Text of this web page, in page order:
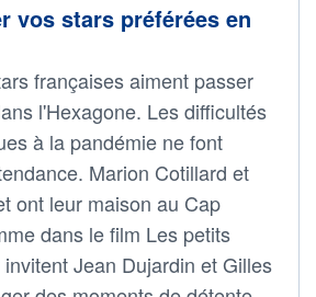
vos stars préférées en
françaises aiment passer
l'Hexagone. Les difficultés
à la pandémie ne font
Marion Cotillard et
ont leur maison au Cap
dans le film Les petits
Jean Dujardin et Gilles